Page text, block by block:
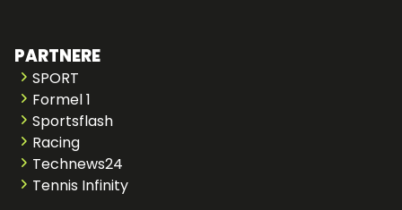
PARTNERE
SPORT
Formel 1
Sportsflash
Racing
Technews24
Tennis Infinity